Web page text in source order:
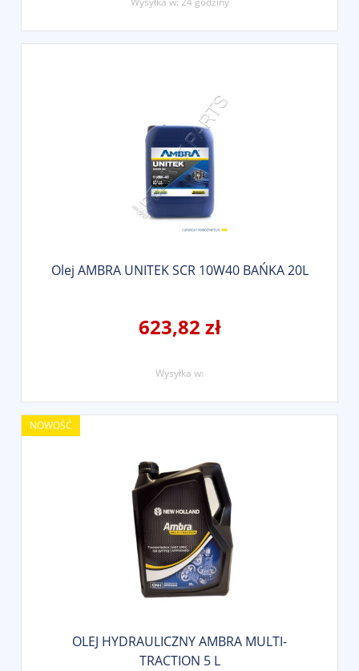
Olej AMBRA UNITEK SCR 10W40 BAŃKA 20L
623,82 zł
Wysyłka w:
OLEJ HYDRAULICZNY AMBRA MULTI-
TRACTION 5 L
NOWOŚĆ